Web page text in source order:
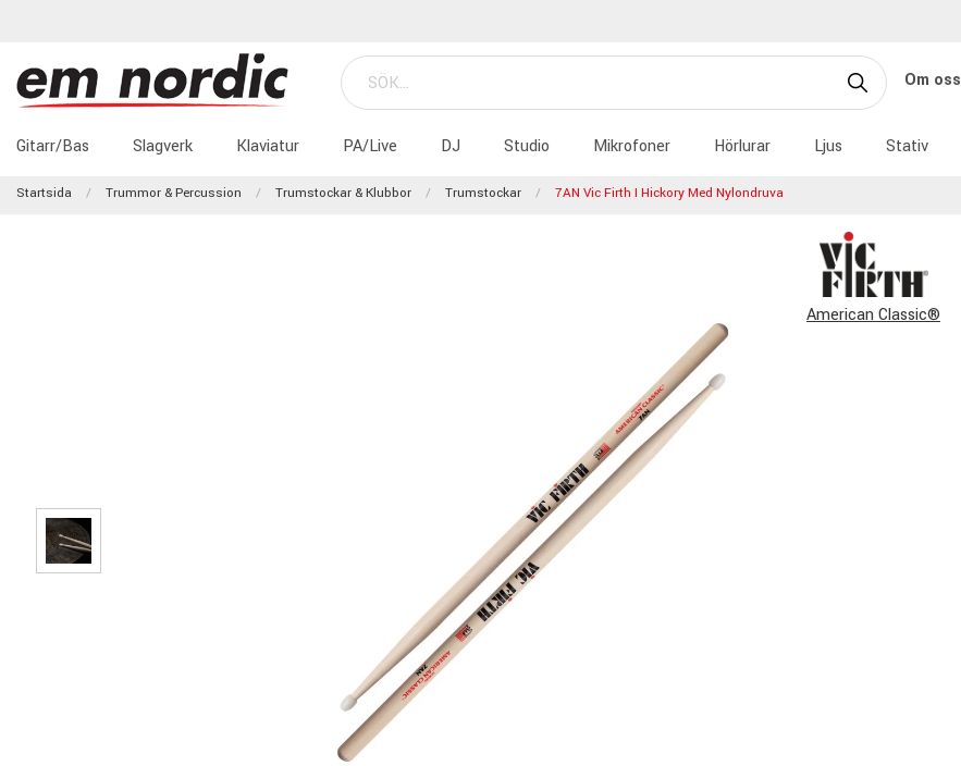
Om oss
Gitarr/Bas Slagverk Klaviatur PA/Live DJ Studio Mikrofoner Hörlurar Ljus Stativ
Startsida Trummor & Percussion Trumstockar & Klubbor Trumstockar 7AN Vic Firth I Hickory Med Nylondruva
American Classic®